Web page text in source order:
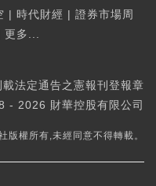
| 時代財經 | 證券市場周
更多...
法定通告之憲報刊登報章
2026 財華控股有限公司
版權所有,未經同意不得轉載。